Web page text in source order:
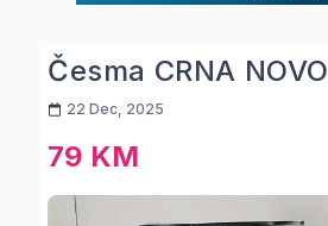
Česma CRNA NOVO
22 Dec, 2025
79 KM